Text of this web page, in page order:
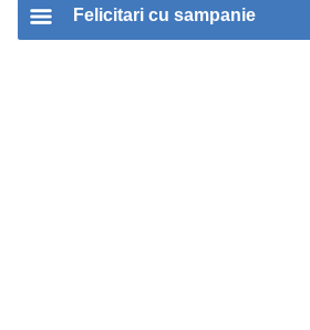
Felicitari cu sampanie